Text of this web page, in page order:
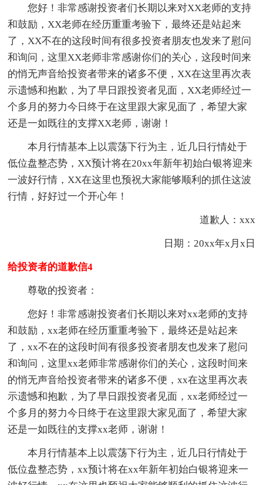
您好！非常感谢投资者们长期以来对XX老师的支持
和鼓励，XX老师在经历重重考验下，最终还是站起来
了，XX不在的这段时间有很多投资者朋友也发来了慰问
和询问，这里XX老师非常感谢你们的关心，这段时间来
的悄无声音给投资者带来的诸多不便，XX在这里再次表
示遗憾和抱歉，为了早日跟投资者见面，XX老师经过一
个多月的努力今日终于在这里跟大家见面了，希望大家
还是一如既往的支撑XX老师，谢谢！
本月行情基本上以震荡下行为主，近几日行情处于
低位盘整态势，XX预计将在20xx年新年初始白银将迎来
一波好行情，XX在这里也预祝大家能够顺利的抓住这波
行情，好好过一个开心年！
道歉人：xxx
日期：20xx年x月x日
给投资者的道歉信4
尊敬的投资者：
您好！非常感谢投资者们长期以来对xx老师的支持
和鼓励，xx老师在经历重重考验下，最终还是站起来
了，xx不在的这段时间有很多投资者朋友也发来了慰问
和询问，这里xx老师非常感谢你们的关心，这段时间来
的悄无声音给投资者带来的诸多不便，xx在这里再次表
示遗憾和抱歉，为了早日跟投资者见面，xx老师经过一
个多月的努力今日终于在这里跟大家见面了，希望大家
还是一如既往的支撑xx老师，谢谢！
本月行情基本上以震荡下行为主，近几日行情处于
低位盘整态势，xx预计将在xx年新年初始白银将迎来一